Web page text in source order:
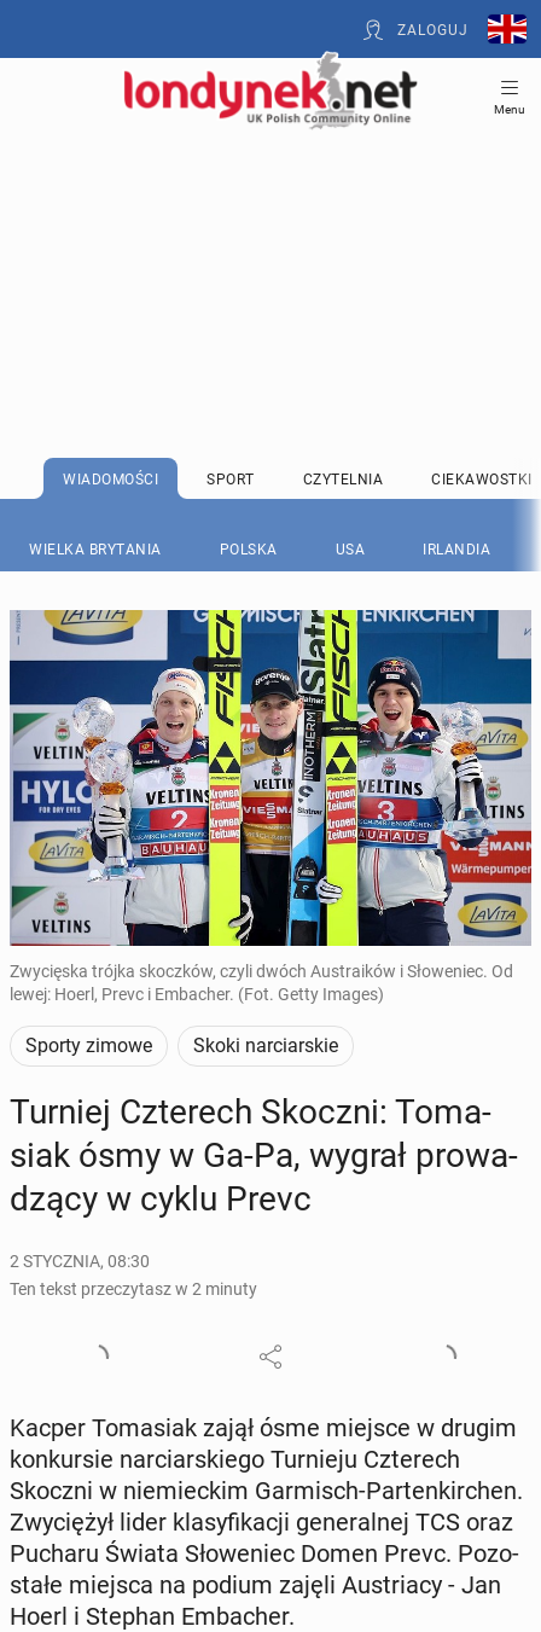
ZALOGUJ
Menu
WIADOMOŚCI SPORT CZYTELNIA CIEKAWOSTKI
WIELKA BRYTANIA POLSKA USA IRLANDIA
Zwycięska trójka skoczków, czyli dwóch Austraików i Słoweniec. Od
lewej: Hoerl, Prevc i Embacher. (Fot. Getty Images)
Sporty zimowe Skoki narciarskie
Turniej Czte­rech Skoczni: To­ma­
siak ósmy w Ga-Pa, wygrał pro­wa­
dzą­cy w cyklu Prevc
2 STYCZNIA, 08:30
Ten tekst przeczytasz w 2 minuty
Kacper To­ma­siak zajął ósme miejsce w drugim
kon­kur­sie nar­ciar­skie­go Tur­nie­ju Czte­rech
Skoczni w nie­miec­kim Gar­misch-Par­ten­kir­chen.
Zwy­cię­żył lider kla­sy­fi­ka­cji ge­ne­ral­nej TCS oraz
Pucharu Świata Sło­we­niec Domen Prevc. Po­zo­
sta­łe miejsca na podium zajęli Au­stria­cy - Jan
Hoerl i Stephan Em­ba­cher.